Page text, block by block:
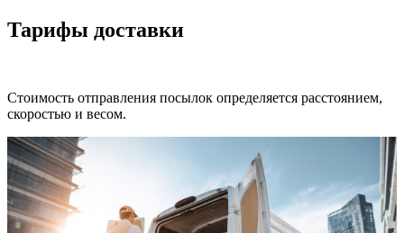
Тарифы доставки
Стоимость отправления посылок определяется расстоянием,
скоростью и весом.